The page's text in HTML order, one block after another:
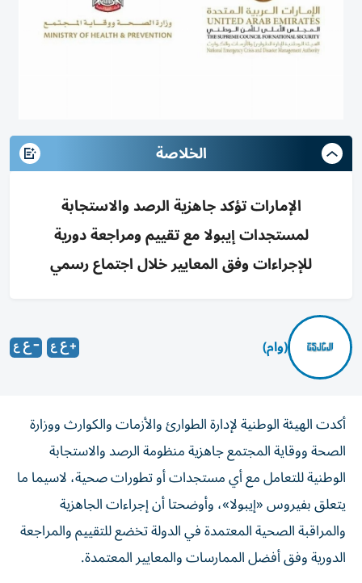
الخلاصة
الإمارات تؤكد جاهزية الرصد والاستجابة
لمستجدات إيبولا مع تقييم ومراجعة دورية
للإجراءات وفق المعايير خلال اجتماع رسمي
(وام)
أكدت الهيئة الوطنية لإدارة الطوارئ والأزمات والكوارث ووزارة
الصحة ووقاية المجتمع جاهزية منظومة الرصد والاستجابة
الوطنية للتعامل مع أي مستجدات أو تطورات صحية، لاسيما ما
يتعلق بفيروس «إيبولا»، وأوضحتا أن إجراءات الجاهزية
والمراقبة الصحية المعتمدة في الدولة تخضع للتقييم والمراجعة
الدورية وفق أفضل الممارسات والمعايير المعتمدة.